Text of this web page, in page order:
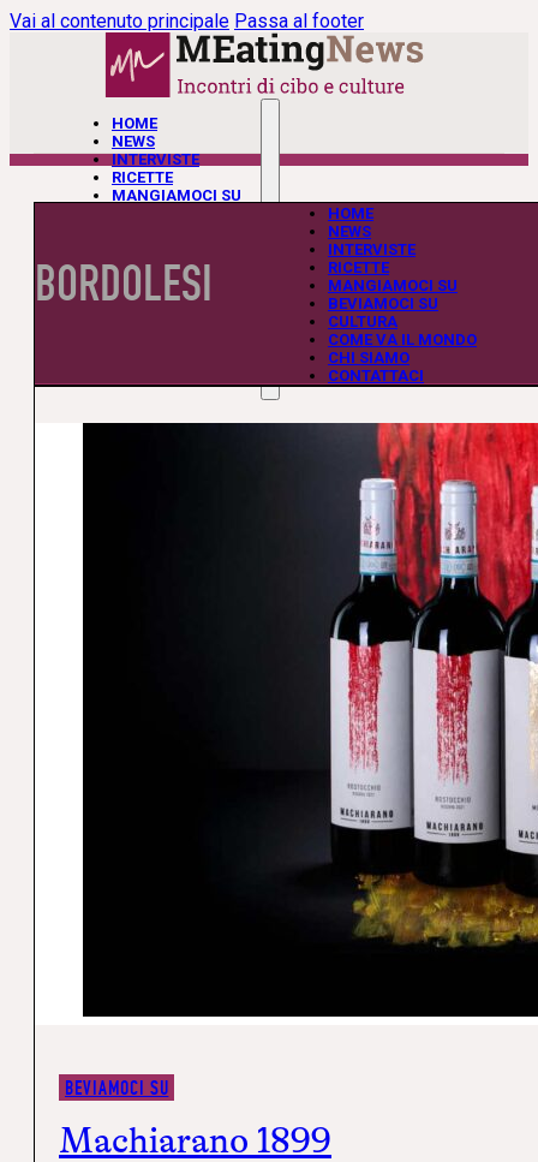
Vai al contenuto principale Passa al footer
HOME
NEWS
INTERVISTE
RICETTE
MANGIAMOCI SU
CHI SIAMO
CONTATTACI
HOME
NEWS
INTERVISTE
RICETTE
MANGIAMOCI SU
BEVIAMOCI SU
CULTURA
COME VA IL MONDO
CHI SIAMO
CONTATTACI
BORDOLESI
BEVIAMOCI SU
Machiarano 1899